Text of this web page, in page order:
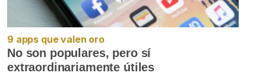
9 apps que valen oro
No son populares, pero sí
extraordinariamente útiles